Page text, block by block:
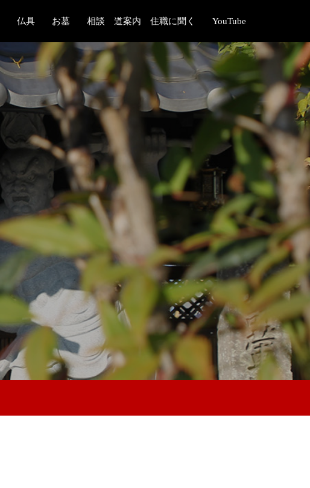
仏具 お墓 相談 道案内 住職に聞く YouTube